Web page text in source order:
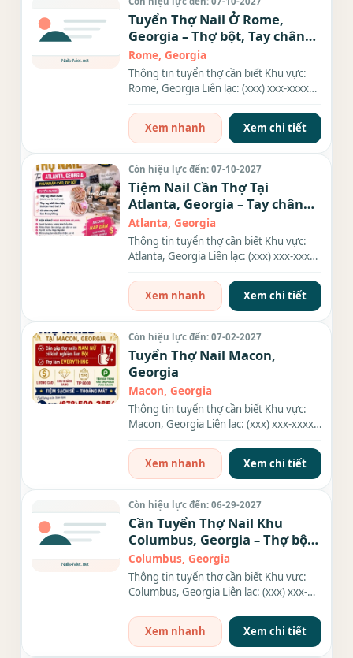
Tuyển Thợ Nail Ở Rome,
Georgia – Thợ bột, Tay chân
nước, Dip
Rome, Georgia
Thông tin tuyển thợ cần biết Khu vực:
Rome, Georgia Liên lạc: (xxx) xxx-xxxx
Xem nhanh
Xem chi tiết
Còn hiệu lực đến: 07-10-2027
Tiệm Nail Cần Thợ Tại
Atlanta, Georgia – Tay chân
nước, Gel, Everything
Atlanta, Georgia
Thông tin tuyển thợ cần biết Khu vực:
Atlanta, Georgia Liên lạc: (xxx) xxx-xxxx
Xem nhanh
Xem chi tiết
Còn hiệu lực đến: 07-02-2027
Tuyển Thợ Nail Macon,
Georgia
Macon, Georgia
Thông tin tuyển thợ cần biết Khu vực:
Macon, Georgia Liên lạc: (xxx) xxx-xxxx
Xem nhanh
Xem chi tiết
Còn hiệu lực đến: 06-29-2027
Cần Tuyển Thợ Nail Khu
Columbus, Georgia – Thợ bột,
Everything
Columbus, Georgia
Thông tin tuyển thợ cần biết Khu vực:
Columbus, Georgia Liên lạc: (xxx) xxx-
Xem nhanh
Xem chi tiết